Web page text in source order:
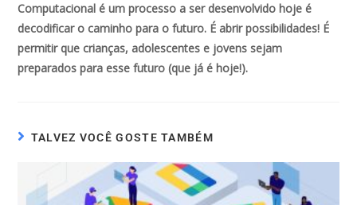
Computacional é um processo a ser desenvolvido hoje é
decodificar o caminho para o futuro. É abrir possibilidades! É
permitir que crianças, adolescentes e jovens sejam
preparados para esse futuro (que já é hoje!).
TALVEZ VOCÊ GOSTE TAMBÉM